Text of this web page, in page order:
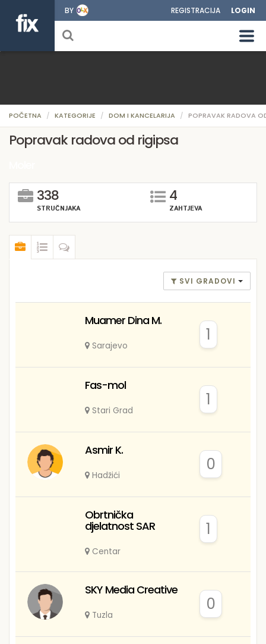
BY REGISTRACIJA LOGIN
POČETNA KATEGORIJE DOM I KANCELARIJA POPRAVAK RADOVA
Popravak radova od rigipsa
338
STRUČNJAKA
4
ZAHTJEVA
SVI GRADOVI
Muamer Dina M.
Sarajevo
1
Fas-mol
Stari Grad
1
Asmir K.
Hadžići
0
Obrtnička
djelatnost SAR
Centar
1
SKY Media Creative
Tuzla
0